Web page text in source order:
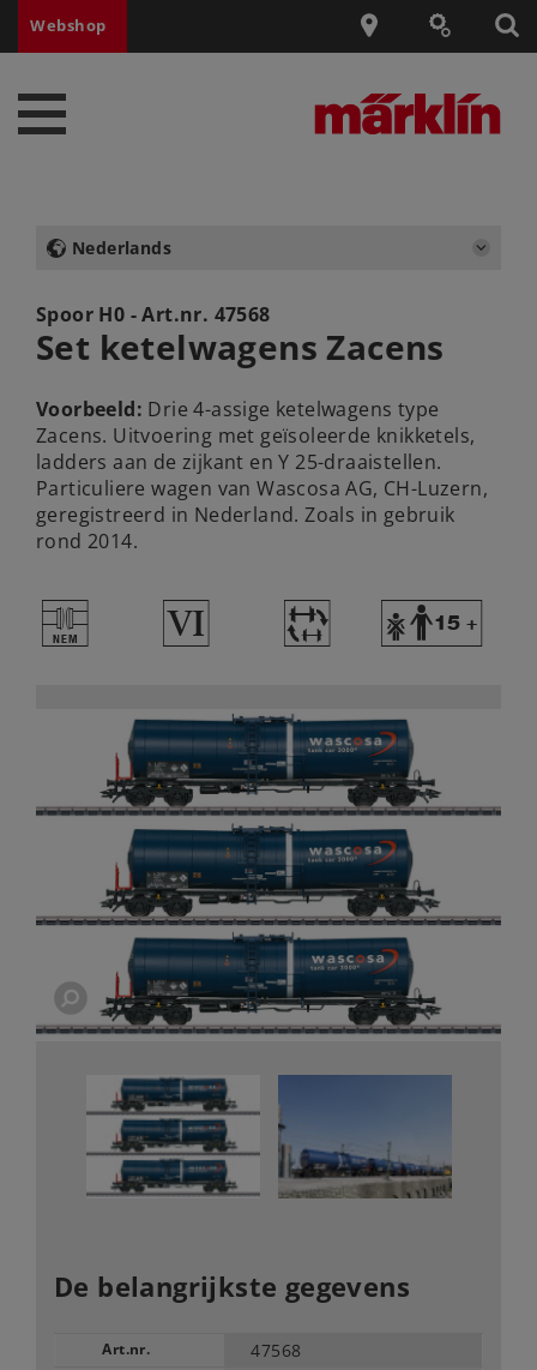
Webshop
Nederlands
Spoor H0 - Art.nr. 47568
Set ketelwagens Zacens
Voorbeeld: Drie 4-assige ketelwagens type
Zacens. Uitvoering met geïsoleerde knikketels,
ladders aan de zijkant en Y 25-draaistellen.
Particuliere wagen van Wascosa AG, CH-Luzern,
geregistreerd in Nederland. Zoals in gebruik
rond 2014.
U 8 ~ Y
De belangrijkste gegevens
Art.nr. 47568